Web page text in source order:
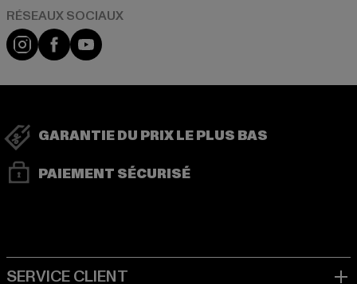
Visit our Instagram page:
Visit our Facebook page:
Visit our YouTube channel:
GARANTIE DU PRIX LE PLUS BAS
PAIEMENT SÉCURISÉ